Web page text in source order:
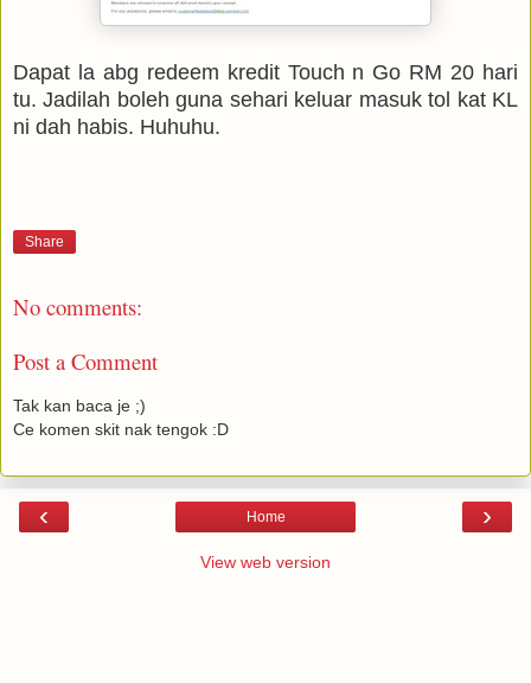
Dapat la abg redeem kredit Touch n Go RM 20 hari
tu. Jadilah boleh guna sehari keluar masuk tol kat KL
ni dah habis. Huhuhu.
Share
No comments:
Post a Comment
Tak kan baca je ;)
Ce komen skit nak tengok :D
‹ ›
Home
View web version